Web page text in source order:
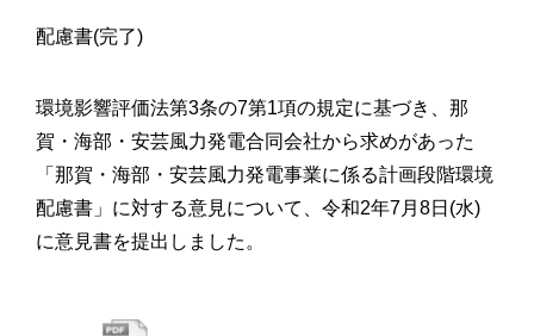
配慮書(完了)
環境影響評価法第3条の7第1項の規定に基づき、那
賀・海部・安芸風力発電合同会社から求めがあった
「那賀・海部・安芸風力発電事業に係る計画段階環境
配慮書」に対する意見について、令和2年7月8日(水)
に意見書を提出しました。